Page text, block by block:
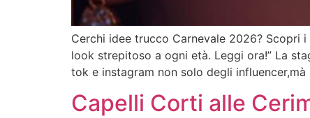
Cerchi idee trucco Carnevale 2026? Scopri
look strepitoso a ogni età. Leggi ora!” La
tok e instagram non solo degli
Capelli Corti alle